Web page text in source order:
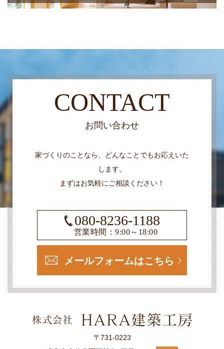
CONTACT
お問い合わせ
家づくりのことなら、どんなことでもお応えいた
します。
まずはお気軽にご相談ください！
080-8236-1188
営業時間：9:00～18:00
メールフォームはこちら
〒731-0223